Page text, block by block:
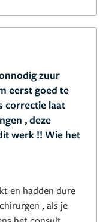
zuur
eerst goed te
correctie laat
, deze
werk !! Wie het
en hadden dure
, als je